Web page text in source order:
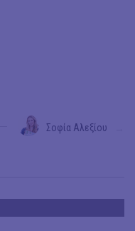
Σοφία Αλεξίου